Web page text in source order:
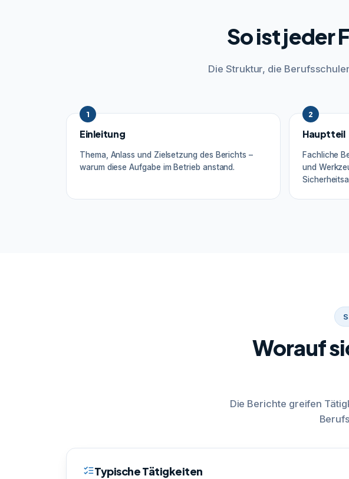
So ist jeder
Die Struktur, die
1
Einleitung
Thema, Anlass und Zielsetzung des Berichts –
warum diese Aufgabe im Betrieb anstand.
2
Hauptteil
Fachliche
und
Worauf
Die Berichte greifen
Typische Tätigkeiten